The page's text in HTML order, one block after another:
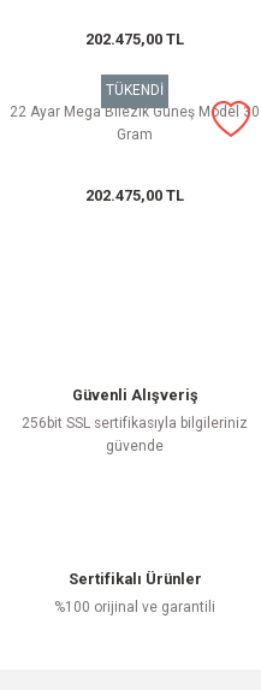
202.475,00 TL
TÜKENDİ
22 Ayar Mega Bilezik Güneş Model 30
Gram
202.475,00 TL
Güvenli Alışveriş
256bit SSL sertifikasıyla bilgileriniz
güvende
Sertifikalı Ürünler
%100 orijinal ve garantili